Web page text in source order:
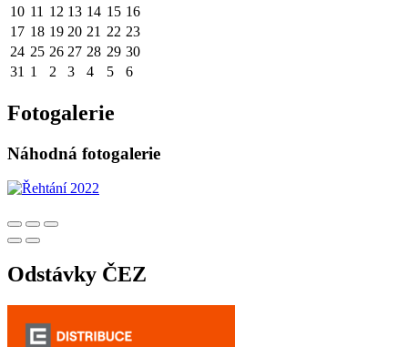
10 11 12 13 14 15 16
17 18 19 20 21 22 23
24 25 26 27 28 29 30
31 1 2 3 4 5 6
Fotogalerie
Náhodná fotogalerie
Odstávky ČEZ